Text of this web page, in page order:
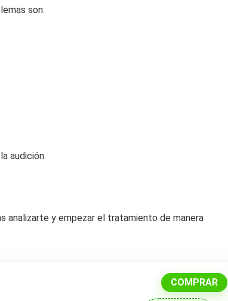
son:
audición.
analizarte y empezar el tratamiento de manera
COMPRAR